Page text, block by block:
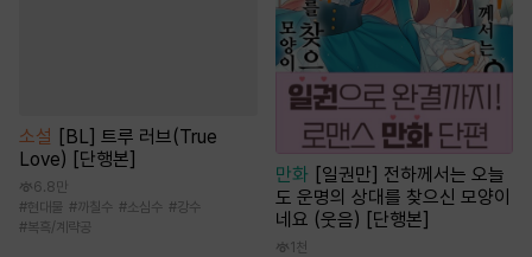
소설
[BL] 트루 러브(True
Love) [단행본]
6.8만
#현대물 #까칠수 #소심수 #강수
#복흑/계략공
만화 [일권만] 전하께서는 오늘
도 운명의 상대를 찾으신 모양이
네요 (웃음) [단행본]
1천